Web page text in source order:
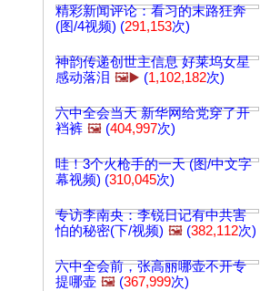
精彩新闻评论：看习的末路狂奔
(图/4视频) (291,153次)
神韵传递创世主信息 好莱坞女星
感动落泪 🖼️▶️ (1,102,182次)
六中全会当天 新华网给党穿了开
裆裤 🖼️ (404,997次)
哇！3个火枪手的一天 (图/中文字
幕视频) (310,045次)
专访李南央：李锐日记有中共害
怕的秘密(下/视频) 🖼️ (382,112次)
六中全会前，张高丽哪壶不开专
提哪壶 🖼️ (367,999次)